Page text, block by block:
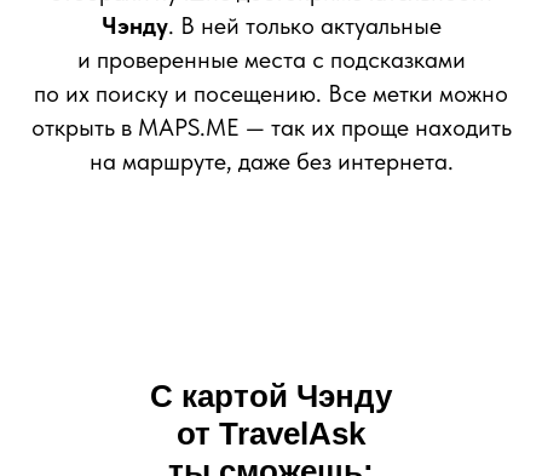
Чэнду. В ней только актуальные
и проверенные места с подсказками
по их поиску и посещению. Все метки можно
открыть в MAPS.ME — так их проще находить
на маршруте, даже без интернета.
С картой Чэнду
от TravelAsk